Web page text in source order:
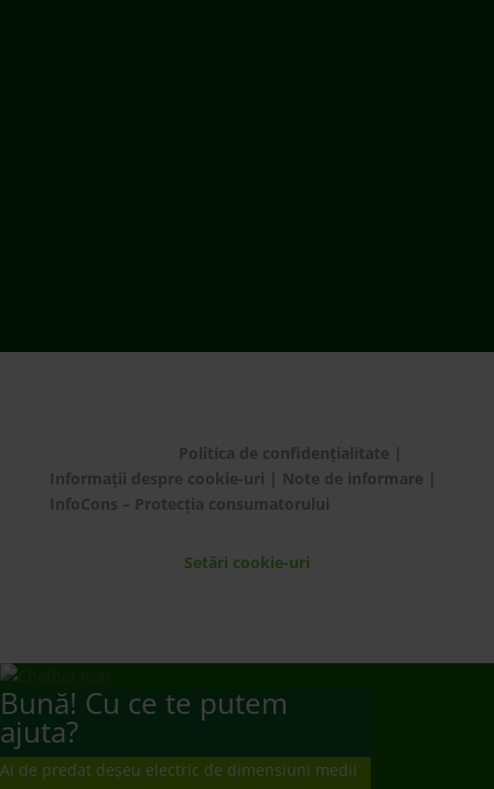
Politica de confidențialitate
Informații despre cookie-uri
Note de informare
InfoCons – Protecția consumatorului
Setări cookie-uri
Bună! Cu ce te putem
ajuta?
Ai de predat deșeu electric de dimensiuni medii